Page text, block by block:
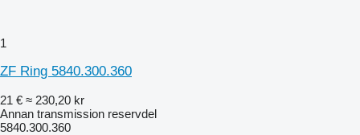
1
ZF Ring 5840.300.360
21 € ≈ 230,20 kr
Annan transmission reservdel
5840.300.360